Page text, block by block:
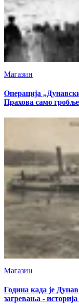
Магазин
Операција
Прахова само
Магазин
Година када је
загревања -